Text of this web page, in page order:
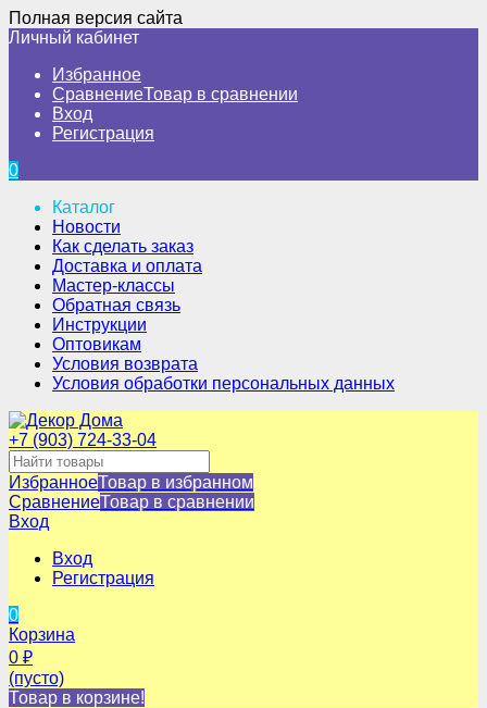
Полная версия сайта
Личный кабинет
Избранное
СравнениеТовар в сравнении
Вход
Регистрация
0
Каталог
Новости
Как сделать заказ
Доставка и оплата
Мастер-классы
Обратная связь
Инструкции
Оптовикам
Условия возврата
Условия обработки персональных данных
+7 (903) 724-33-04
ИзбранноеТовар в избранном
СравнениеТовар в сравнении
Вход
Вход
Регистрация
0
Корзина
0 ₽
(пусто)
Товар в корзине!